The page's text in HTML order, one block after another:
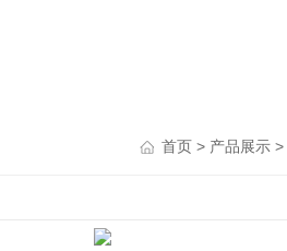
首页 > 产品展示 >